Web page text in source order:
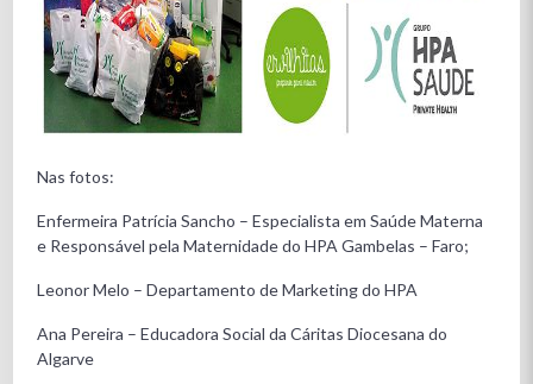
Nas fotos:
Enfermeira Patrícia Sancho – Especialista em Saúde Materna
e Responsável pela Maternidade do HPA Gambelas – Faro;
Leonor Melo – Departamento de Marketing do HPA
Ana Pereira – Educadora Social da Cáritas Diocesana do
Algarve